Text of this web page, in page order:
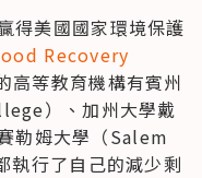
得美國國家環境保護
Recovery
高等教育機構有賓州
）、加州大學戴
勒姆大學（Salem
行了自己的減少剩